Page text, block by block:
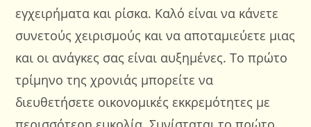
εγχειρήματα και ρίσκα. Καλό είναι να κάνετε
συνετούς χειρισμούς και να αποταμιεύετε μιας
και οι ανάγκες σας είναι αυξημένες. Το πρώτο
τρίμηνο της χρονιάς μπορείτε να
διευθετήσετε οικονομικές εκκρεμότητες με